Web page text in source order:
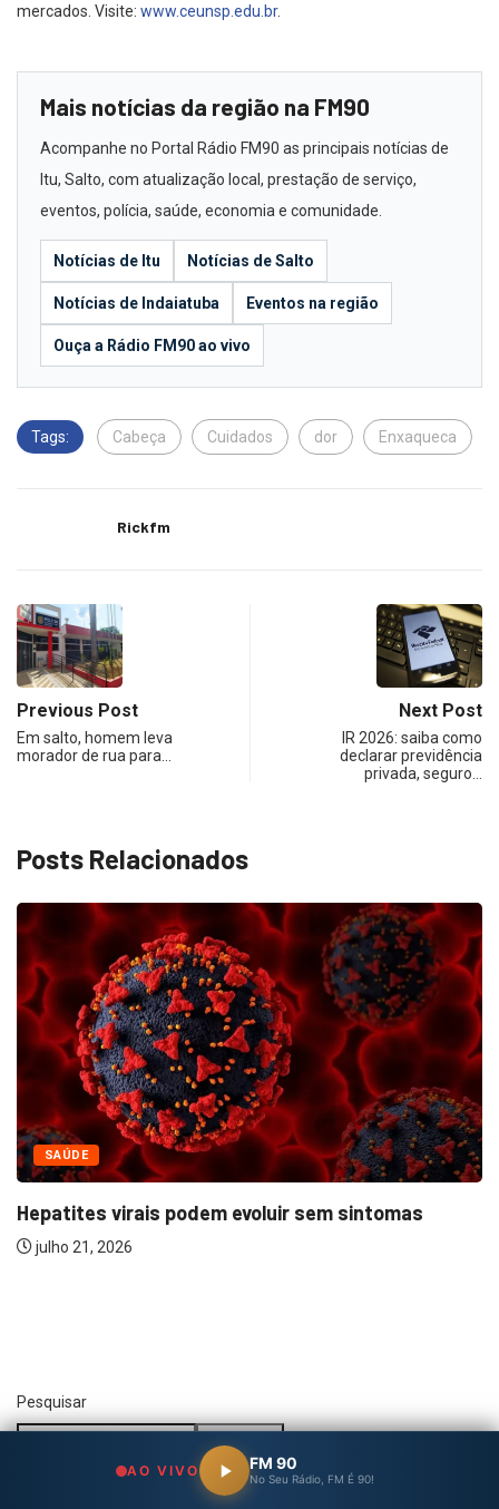
mercados. Visite: www.ceunsp.edu.br.
Mais notícias da região na FM90
Acompanhe no Portal Rádio FM90 as principais notícias de
Itu, Salto, com atualização local, prestação de serviço,
eventos, polícia, saúde, economia e comunidade.
Notícias de Itu Notícias de Salto
Notícias de Indaiatuba Eventos na região
Ouça a Rádio FM90 ao vivo
Tags: Cabeça Cuidados dor Enxaqueca
Rickfm
Previous Post
Em salto, homem leva
morador de rua para…
Next Post
IR 2026: saiba como
declarar previdência
privada, seguro…
Posts Relacionados
Pesquisar
AO VIVO FM 90
No Seu Rádio, FM É 90!